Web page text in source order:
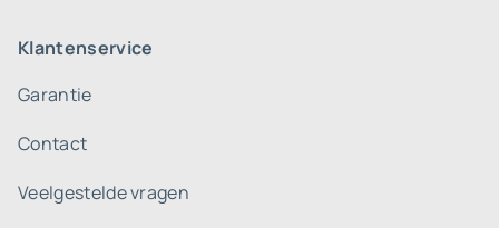
Klantenservice
Garantie
Contact
Veelgestelde vragen